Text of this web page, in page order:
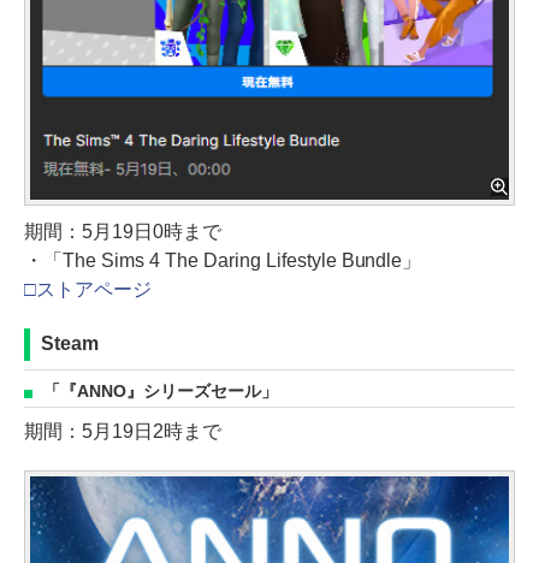
期間：5月19日0時まで
・「The Sims 4 The Daring Lifestyle Bundle」
□ストアページ
Steam
「『ANNO』シリーズセール」
期間：5月19日2時まで